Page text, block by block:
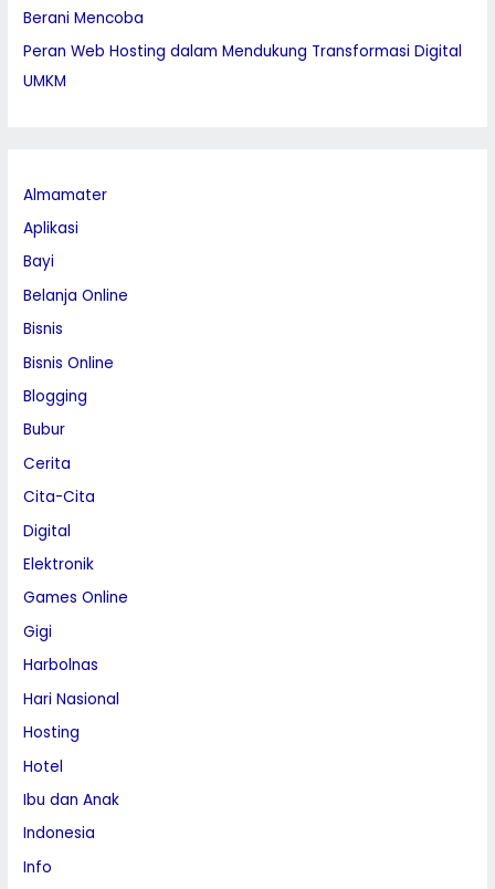
Berani Mencoba
Peran Web Hosting dalam Mendukung Transformasi Digital
UMKM
Almamater
Aplikasi
Bayi
Belanja Online
Bisnis
Bisnis Online
Blogging
Bubur
Cerita
Cita-Cita
Digital
Elektronik
Games Online
Gigi
Harbolnas
Hari Nasional
Hosting
Hotel
Ibu dan Anak
Indonesia
Info